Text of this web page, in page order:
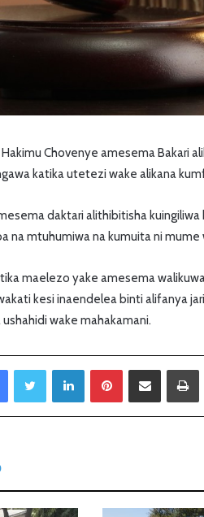
Chovenye amesema Bakari
katika utetezi wake alikana
daktari alithibitisha
na mtuhumiwa na kumuita ni mume
maelezo yake amesema
kesi inaendelea binti alifanya
wake mahakamani.
LinkedIn Sambaza kupitia barua pepe